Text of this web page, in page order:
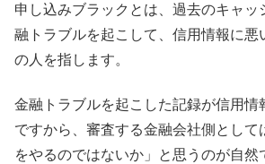
申し込みブラックとは、過去のキャッ
融トラブルを起こして、信用情報に悪
の人を指します。
金融トラブルを起こした記録が信用情
ですから、審査する金融会社側として
をやるのではないか」と思うのが自然